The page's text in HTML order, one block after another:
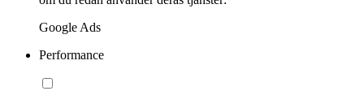
Google Ads
Performance